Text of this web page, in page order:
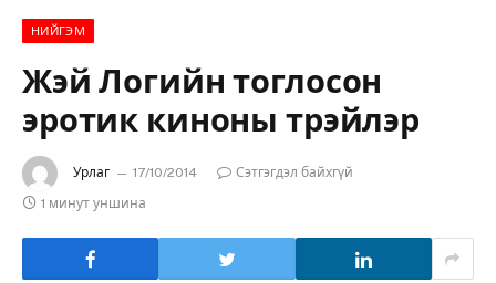
НИЙГЭМ
Жэй Логийн тоглосон
эротик киноны трэйлэр
Урлаг 17/10/2014
Сэтгэгдэл байхгүй
1 минут уншина